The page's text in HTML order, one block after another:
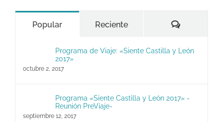
Popular Reciente
Programa de Viaje: «Siente Castilla y León
2017»
octubre 2, 2017
Programa «Siente Castilla y León 2017» -
Reunión PreViaje-
septiembre 12, 2017